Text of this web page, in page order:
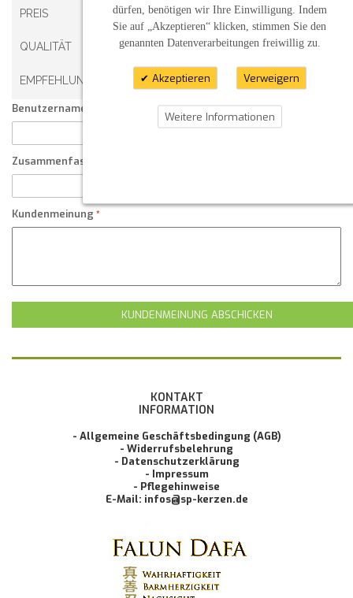
PREIS
QUALITÄT
EMPFEHLUNG
Benutzername:
Zusammenfassung Ihrer Kundenmeinung
Kundenmeinung
KUNDENMEINUNG ABSCHICKEN
KONTAKT
INFORMATION
- Allgemeine Geschäftsbedingung (AGB)
- Widerrufsbelehrung
- Datenschutzerklärung
- Impressum
- Pflegehinweise
E-Mail: infos@sp-kerzen.de
dürfen, benötigen wir Ihre Einwilligung. Indem
Sie auf „Akzeptieren“ klicken, stimmen Sie den
genannten Datenverarbeitungen freiwillig zu.
Akzeptieren Verweigern
Weitere Informationen